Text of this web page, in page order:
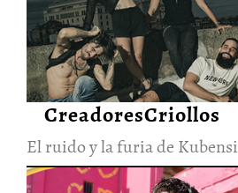
El ruido y la furia de Kubensi
28/Jun/2026
CreadoresCriollos
El ruido y la furia de Kubensi